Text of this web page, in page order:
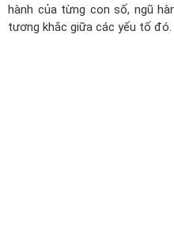
hành của từng con số, ngũ
tương khắc giữa các yếu tố đó.